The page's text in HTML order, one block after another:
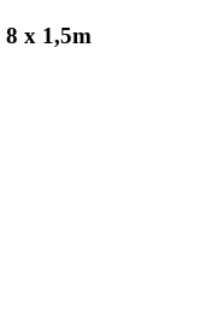
x 1,5m